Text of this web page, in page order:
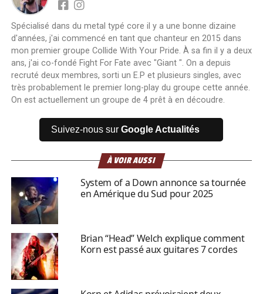
Spécialisé dans du metal typé core il y a une bonne dizaine
d'années, j'ai commencé en tant que chanteur en 2015 dans
mon premier groupe Collide With Your Pride. À sa fin il y a deux
ans, j'ai co-fondé Fight For Fate avec "Giant ". On a depuis
recruté deux membres, sorti un E.P et plusieurs singles, avec
très probablement le premier long-play du groupe cette année.
On est actuellement un groupe de 4 prêt à en découdre.
Suivez-nous surGoogle Actualités
À VOIR AUSSI
System of a Down annonce sa tournée
en Amérique du Sud pour 2025
Brian “Head” Welch explique comment
Korn est passé aux guitares 7 cordes